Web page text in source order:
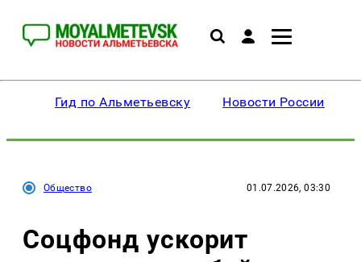
Гид по Альметьевску Новости России
Общество 01.07.2026, 03:30
Соцфонд ускорит